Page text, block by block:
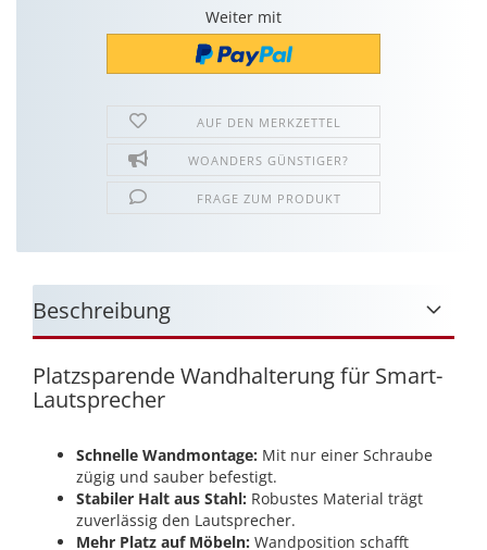
Weiter mit
AUF DEN MERKZETTEL
WOANDERS GÜNSTIGER?
FRAGE ZUM PRODUKT
Beschreibung
Platzsparende Wandhalterung für Smart-
Lautsprecher
Schnelle Wandmontage: Mit nur einer Schraube
zügig und sauber befestigt.
Stabiler Halt aus Stahl: Robustes Material trägt
zuverlässig den Lautsprecher.
Mehr Platz auf Möbeln: Wandposition schafft